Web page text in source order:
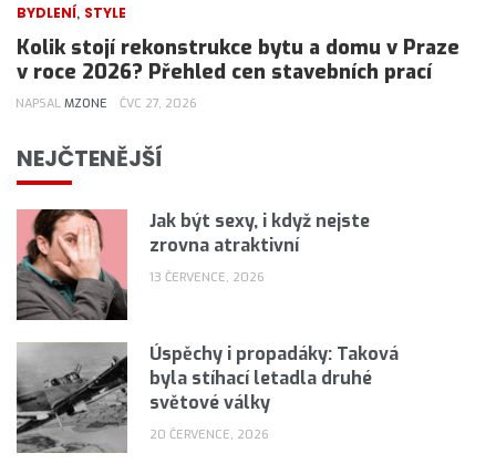
BYDLENÍ, STYLE
Kolik stojí rekonstrukce bytu a domu v Praze
v roce 2026? Přehled cen stavebních prací
NAPSAL MZONE ČVC 27, 2026
NEJČTENĚJŠÍ
Jak být sexy, i když nejste
zrovna atraktivní
13 ČERVENCE, 2026
Úspěchy i propadáky: Taková
byla stíhací letadla druhé
světové války
20 ČERVENCE, 2026